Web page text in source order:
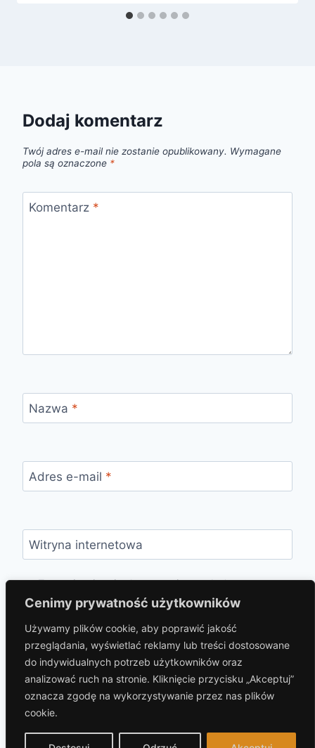
Cenimy prywatność użytkowników
Używamy plików cookie, aby poprawić jakość
przeglądania, wyświetlać reklamy lub treści dostosowane
do indywidualnych potrzeb użytkowników oraz
analizować ruch na stronie. Kliknięcie przycisku „Akceptuj”
oznacza zgodę na wykorzystywanie przez nas plików
cookie.
Dodaj komentarz
Twój adres e-mail nie zostanie opublikowany. Wymagane
pola są oznaczone *
Komentarz *
Nazwa *
Adres e-mail *
Witryna internetowa
Zapamiętaj moje dane w tej przeglądarce
podczas pisania kolejnych komentarzy.
© 2026 hotelprzybaszcie.pl Motyw WordPress,
autor:Kadence WP